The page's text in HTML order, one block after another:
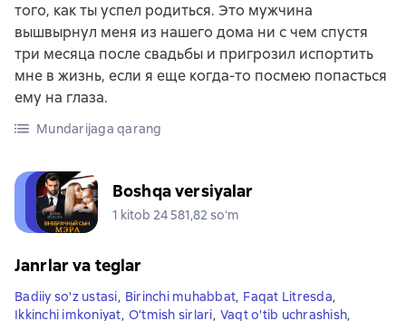
того, как ты успел родиться. Это мужчина
вышвырнул меня из нашего дома ни с чем спустя
три месяца после свадьбы и пригрозил испортить
мне в жизнь, если я еще когда-то посмею попасться
ему на глаза.
Mundarijaga qarang
Boshqa versiyalar
1 kitob 24 581,82 soʻm
Janrlar va teglar
Badiiy so'z ustasi, Birinchi muhabbat, Faqat Litresda,
Ikkinchi imkoniyat, O‘tmish sirlari, Vaqt o'tib uchrashish,